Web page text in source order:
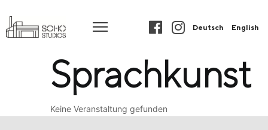
Deutsch English
Sprachkunst
Keine Veranstaltung gefunden